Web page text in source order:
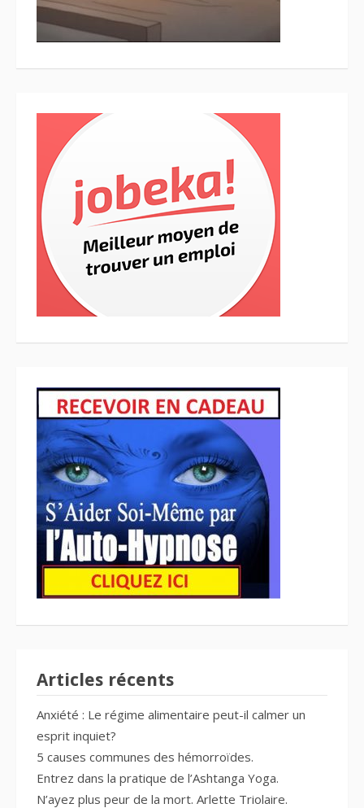
Articles récents
Anxiété : Le régime alimentaire peut-il calmer un
esprit inquiet?
5 causes communes des hémorroïdes.
Entrez dans la pratique de l’Ashtanga Yoga.
N’ayez plus peur de la mort. Arlette Triolaire.